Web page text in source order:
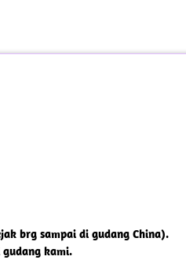
brg sampai di gudang China).
kami.